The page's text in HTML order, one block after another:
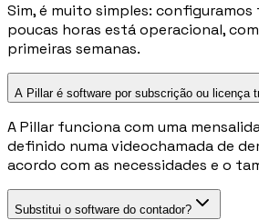
Sim, é muito simples:
poucas horas está operacional,
primeiras semanas.
A Pillar é software por subscrição ou licença
A Pillar funciona com uma
definido numa videochamada de
acordo com as necessidades e o
Substitui o software do contador?